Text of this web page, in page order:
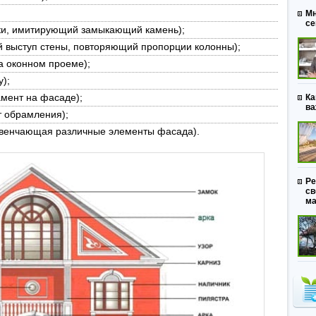
имитирующий замыкающий камень);
выступ стены, повторяющий пропорции колонны);
оконном проеме);
на фасаде);
обрамления);
различные элементы фасада).